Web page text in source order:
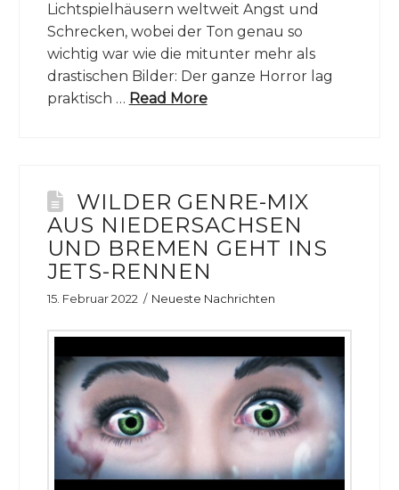
Lichtspielhäusern weltweit Angst und
Schrecken, wobei der Ton genau so
wichtig war wie die mitunter mehr als
drastischen Bilder: Der ganze Horror lag
praktisch … Read More
WILDER GENRE-MIX
AUS NIEDERSACHSEN
UND BREMEN GEHT INS
JETS-RENNEN
15. Februar 2022 Neueste Nachrichten